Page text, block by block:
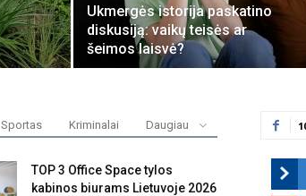
Ukmergės istorija paskatino
diskusiją: vaikų teisės ar
šeimos laisvė?
Sportas Kriminalai Daugiau
TOP 3 Office Space tylos
kabinos biurams Lietuvoje 2026